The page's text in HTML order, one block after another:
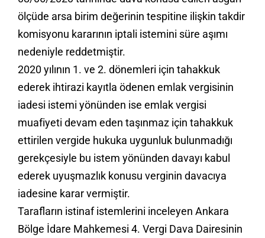
ölçüde arsa birim değerinin tespitine ilişkin takdir
komisyonu kararının iptali istemini süre aşımı
nedeniyle reddetmiştir.
2020 yılının 1. ve 2. dönemleri için tahakkuk
ederek ihtirazi kayıtla ödenen emlak vergisinin
iadesi istemi yönünden ise emlak vergisi
muafiyeti devam eden taşınmaz için tahakkuk
ettirilen vergide hukuka uygunluk bulunmadığı
gerekçesiyle bu istem yönünden davayı kabul
ederek uyuşmazlık konusu verginin davacıya
iadesine karar vermiştir.
Tarafların istinaf istemlerini inceleyen Ankara
Bölge İdare Mahkemesi 4. Vergi Dava Dairesinin